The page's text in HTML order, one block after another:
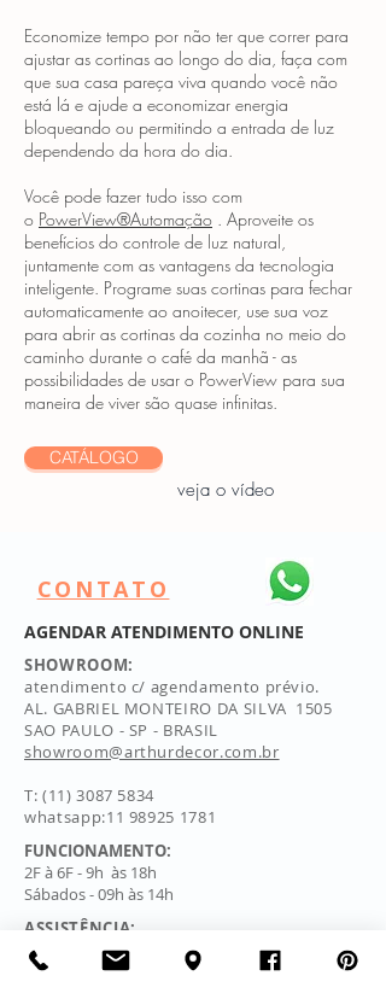
Economize tempo por não ter que correr para
ajustar as cortinas ao longo do dia, faça com
que sua casa pareça viva quando você não
está lá e ajude a economizar energia
bloqueando ou permitindo a entrada de luz
dependendo da hora do dia.
Você pode fazer tudo isso com
o PowerView®Automação . Aproveite os
benefícios do controle de luz natural,
juntamente com as vantagens da tecnologia
inteligente. Programe suas cortinas para fechar
automaticamente ao anoitecer, use sua voz
para abrir as cortinas da cozinha no meio do
caminho durante o café da manhã - as
possibilidades de usar o PowerView para sua
maneira de viver são quase infinitas.
CATÁLOGO
veja o vídeo
CONTATO
AGENDAR ATENDIMENTO ONLINE
SHOWROOM:
atendimento c/ agendamento prévio.
AL. GABRIEL MONTEIRO DA SILVA 1505
SAO PAULO - SP - BRASIL
showroom@arthurdecor.com.br
T: (11) 3087 5834
whatsapp:11 98925 1781
FUNCIONAMENTO:
2F à 6F - 9h às 18h
Sábados - 09h às 14h
ASSISTÊNCIA:
(11) 3087 8222
whatsapp:
99378 1228